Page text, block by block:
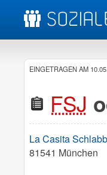
EINGETRAGEN AM
FSJ
La Casita
81541 München